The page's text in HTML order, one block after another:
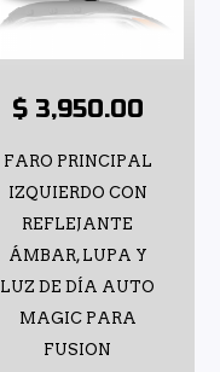
$ 3,950.00
FARO PRINCIPAL
IZQUIERDO CON
REFLEJANTE
ÁMBAR, LUPA Y
LUZ DE DÍA AUTO
MAGIC PARA
FUSION